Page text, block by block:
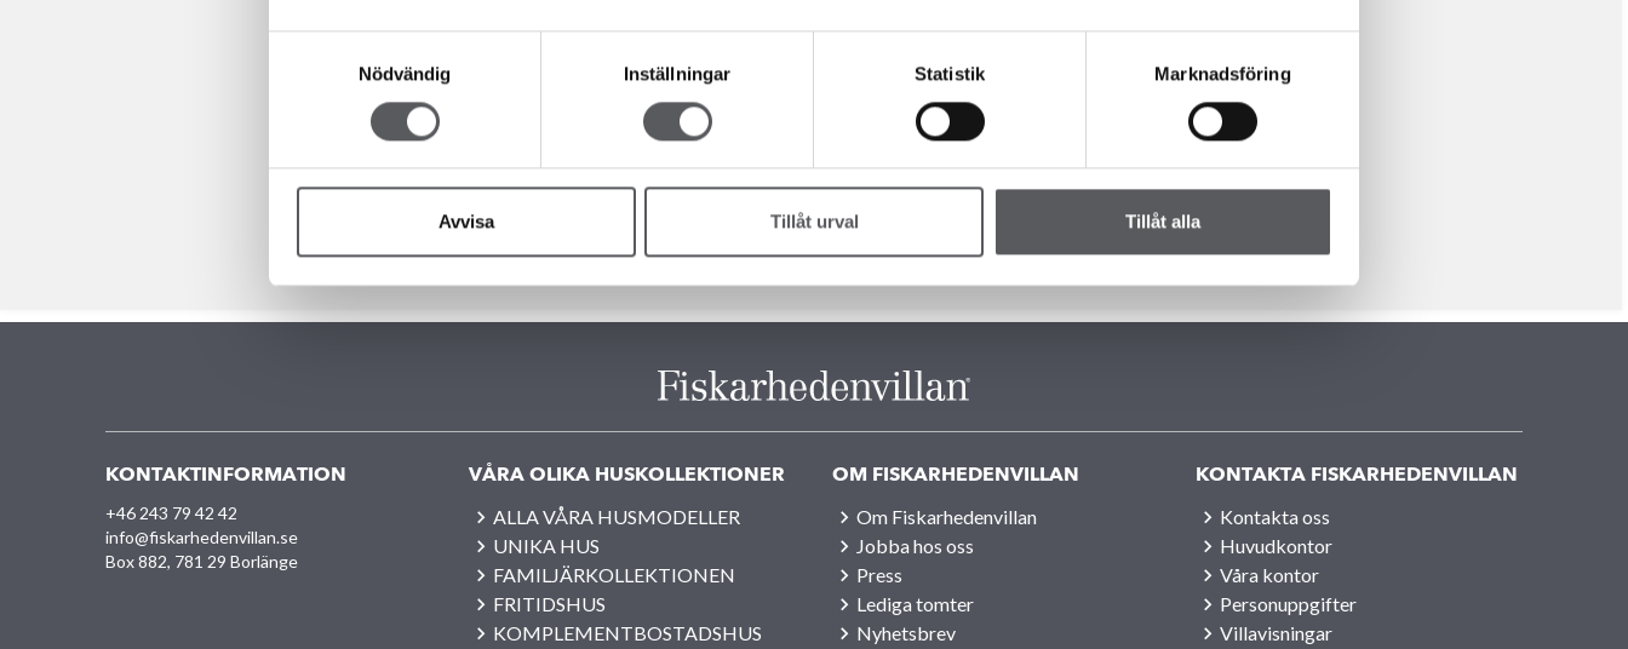
Nödvändig
Inställningar Statistik Marknadsföring
Avvisa Tillåt urval Tillåt alla
Att NollCO2 certifiera en byggnad kräver att hela byggnadens livscykels klimatpåverkan redovisas och balanseras med
klimatåtgärder till nettonoll klimatpåverkan. Livscykeln innefattar tillverkning och transport av byggdelar, byggprocesser samt
grunden får vara Miljöbyggnad, BREEAM-SE, LEED eller Svanen.
KONTAKTINFORMATION
+46 243 79 42 42
info@fiskarhedenvillan.se
Box 882, 781 29 Borlänge
VÅRA OLIKA HUSKOLLEKTIONER
ALLA VÅRA HUSMODELLER
UNIKA HUS
FAMILJÄRKOLLEKTIONEN
FRITIDSHUS
KOMPLEMENTBOSTADSHUS
OM FISKARHEDENVILLAN
Om Fiskarhedenvillan
Jobba hos oss
Press
Lediga tomter
Nyhetsbrev
KONTAKTA FISKARHEDENVILLAN
Kontakta oss
Huvudkontor
Våra kontor
Personuppgifter
Villavisningar